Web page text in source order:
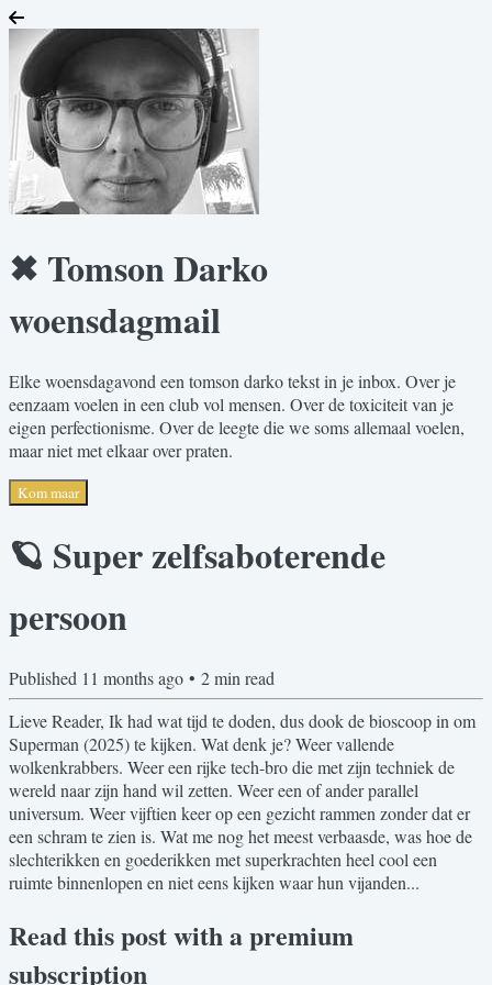
✖ Tomson Darko
woensdagmail
Elke woensdagavond een tomson darko tekst in je inbox. Over je
eenzaam voelen in een club vol mensen. Over de toxiciteit van je
eigen perfectionisme. Over de leegte die we soms allemaal voelen,
maar niet met elkaar over praten.
Kom maar
🪐 Super zelfsaboterende
persoon
Published 11 months ago • 2min read
Lieve Reader, Ik had wat tijd te doden, dus dook de bioscoop in om
Superman (2025) te kijken. Wat denk je? Weer vallende
wolkenkrabbers. Weer een rijke tech-bro die met zijn techniek de
wereld naar zijn hand wil zetten. Weer een of ander parallel
universum. Weer vijftien keer op een gezicht rammen zonder dat er
een schram te zien is. Wat me nog het meest verbaasde, was hoe de
slechterikken en goederikken met superkrachten heel cool een
ruimte binnenlopen en niet eens kijken waar hun vijanden...
Read this post with a premium
subscription